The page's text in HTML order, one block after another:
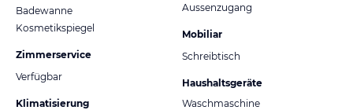
Badewanne
Kosmetikspiegel
Zimmerservice
Verfügbar
Klimatisierung
Aussenzugang
Mobiliar
Schreibtisch
Haushaltsgeräte
Waschmaschine